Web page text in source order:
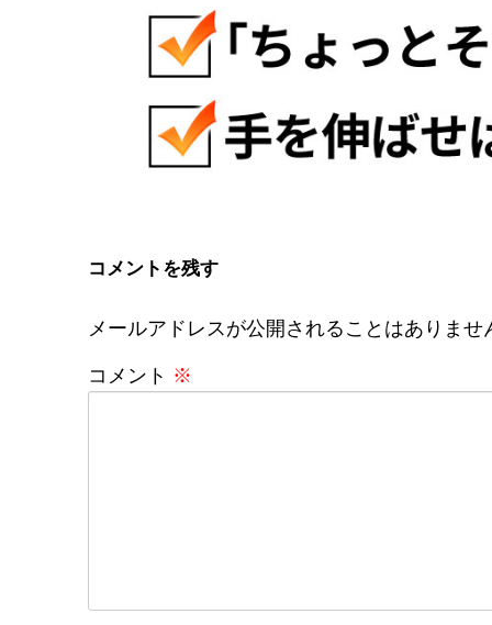
コメントを残す
メールアドレスが公開されることはありませ
コメント ※